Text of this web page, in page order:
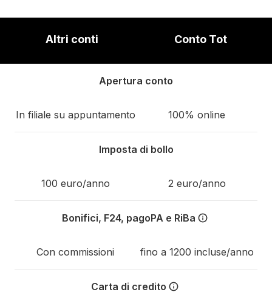
Altri conti Conto Tot
Apertura conto
In filiale su appuntamento 100% online
Imposta di bollo
100 euro/anno 2 euro/anno
Bonifici, F24, pagoPA e RiBa
Con Tot non hai
Con commissioni fino a 1200 incluse/anno
Carta di credito